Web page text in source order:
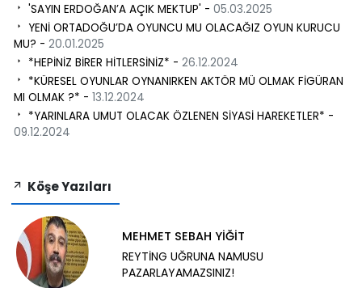
'SAYIN ERDOĞAN’A AÇIK MEKTUP' - 05.03.2025
YENİ ORTADOĞU’DA OYUNCU MU OLACAĞIZ OYUN KURUCU
MU? - 20.01.2025
*HEPİNİZ BİRER HİTLERSİNİZ* - 26.12.2024
*KÜRESEL OYUNLAR OYNANIRKEN AKTÖR MÜ OLMAK FİGÜRAN
MI OLMAK ?* - 13.12.2024
*YARINLARA UMUT OLACAK ÖZLENEN SİYASİ HAREKETLER* -
09.12.2024
Köşe Yazıları
MEHMET SEBAH YİĞİT
REYTİNG UĞRUNA NAMUSU
PAZARLAYAMAZSINIZ!